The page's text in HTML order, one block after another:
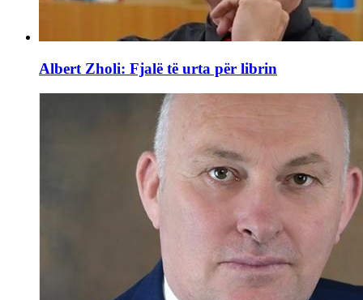
Albert Zholi: Fjalë të urta për librin